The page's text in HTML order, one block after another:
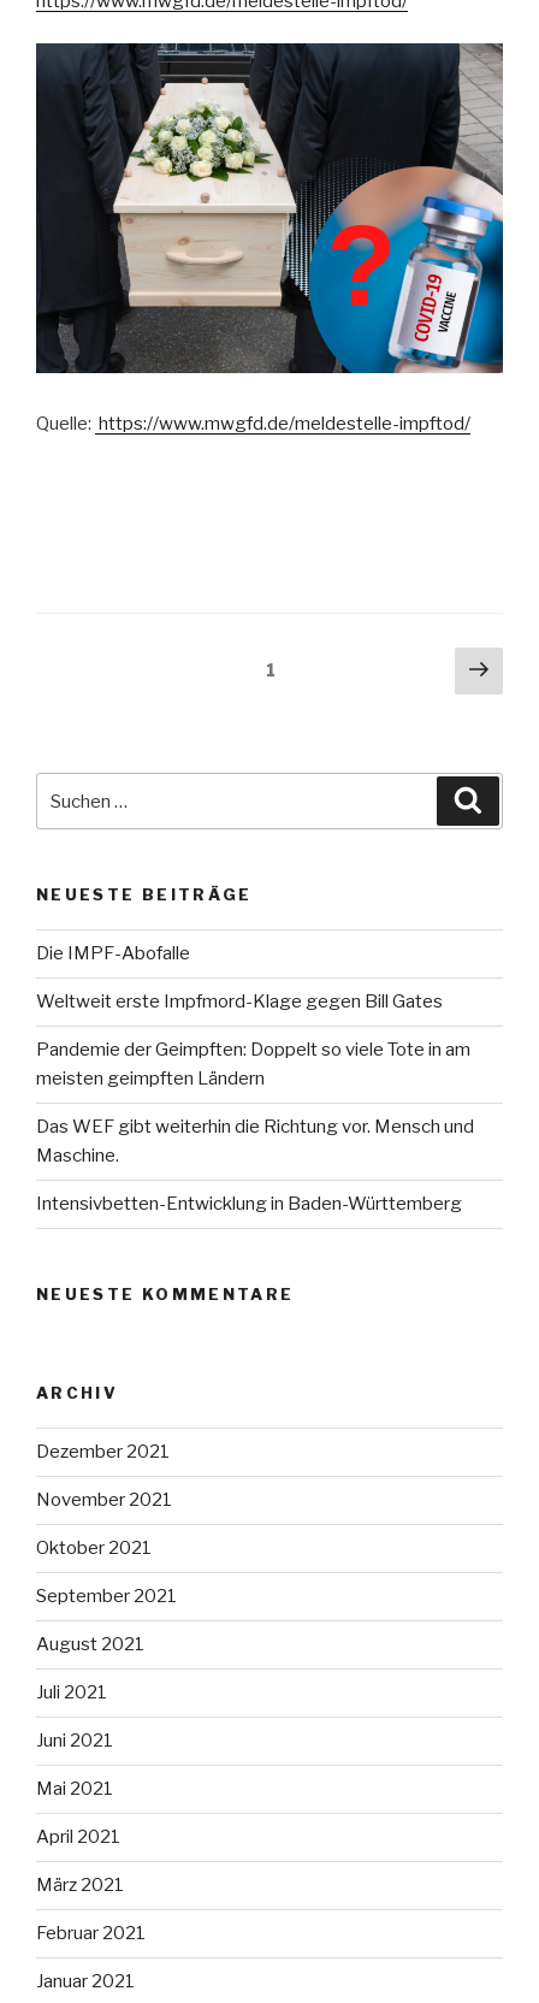
Quelle: https://www.mwgfd.de/meldestelle-impftod/
1
NEUESTE BEITRÄGE
Die IMPF-Abofalle
Weltweit erste Impfmord-Klage gegen Bill Gates
Pandemie der Geimpften: Doppelt so viele Tote in am
meisten geimpften Ländern
Das WEF gibt weiterhin die Richtung vor. Mensch und
Maschine.
Intensivbetten-Entwicklung in Baden-Württemberg
NEUESTE KOMMENTARE
ARCHIV
Dezember 2021
November 2021
Oktober 2021
September 2021
August 2021
Juli 2021
Juni 2021
Mai 2021
April 2021
März 2021
Februar 2021
Januar 2021